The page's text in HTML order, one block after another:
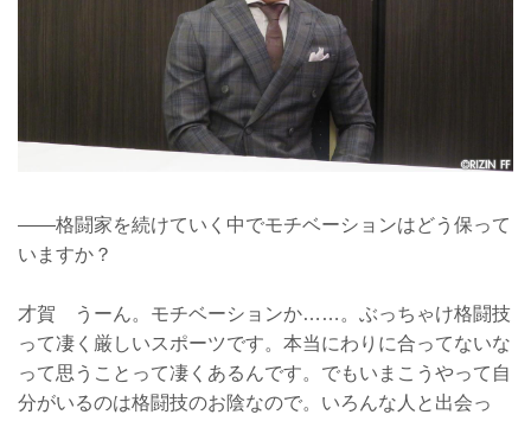
——格闘家を続けていく中でモチベーションはどう保って
いますか？
才賀 うーん。モチベーションか……。ぶっちゃけ格闘技
って凄く厳しいスポーツです。本当にわりに合ってないな
って思うことって凄くあるんです。でもいまこうやって自
分がいるのは格闘技のお陰なので。いろんな人と出会っ